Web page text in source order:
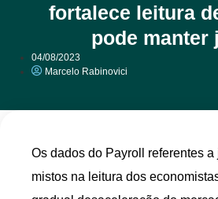
fortalece leitura
pode manter
04/08/2023
Marcelo Rabinovici
Os dados do Payroll referentes
mistos na leitura dos